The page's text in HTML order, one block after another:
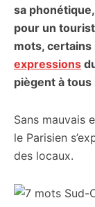
sa
pour un
mots, certains
expressions
piègent à tous
Sans mauvais
le Parisien
des locaux.